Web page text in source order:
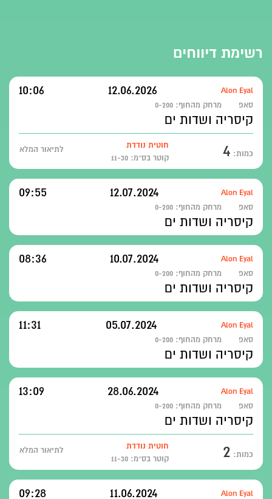
רשימת דיווחים
Alon Eyal
12.06.2026
10:06
סאפ מרחק מהחוף: 0-200
קיסריה ושדות ים
כמות: 4
חוטית נודדת
קוטר בס״מ: 11-30
לתיאור המלא
Alon Eyal
12.07.2024
09:55
סאפ מרחק מהחוף: 0-200
קיסריה ושדות ים
Alon Eyal
10.07.2024
08:36
סאפ מרחק מהחוף: 0-200
קיסריה ושדות ים
Alon Eyal
05.07.2024
11:31
סאפ מרחק מהחוף: 0-200
קיסריה ושדות ים
Alon Eyal
28.06.2024
13:09
סאפ מרחק מהחוף: 0-200
קיסריה ושדות ים
כמות: 2
חוטית נודדת
קוטר בס״מ: 11-30
לתיאור המלא
Alon Eyal
11.06.2024
09:28